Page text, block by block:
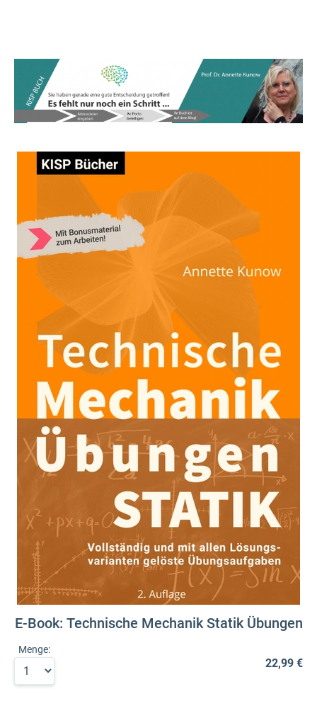
E-Book: Technische Mechanik Statik Übungen
Menge:
22,99 €